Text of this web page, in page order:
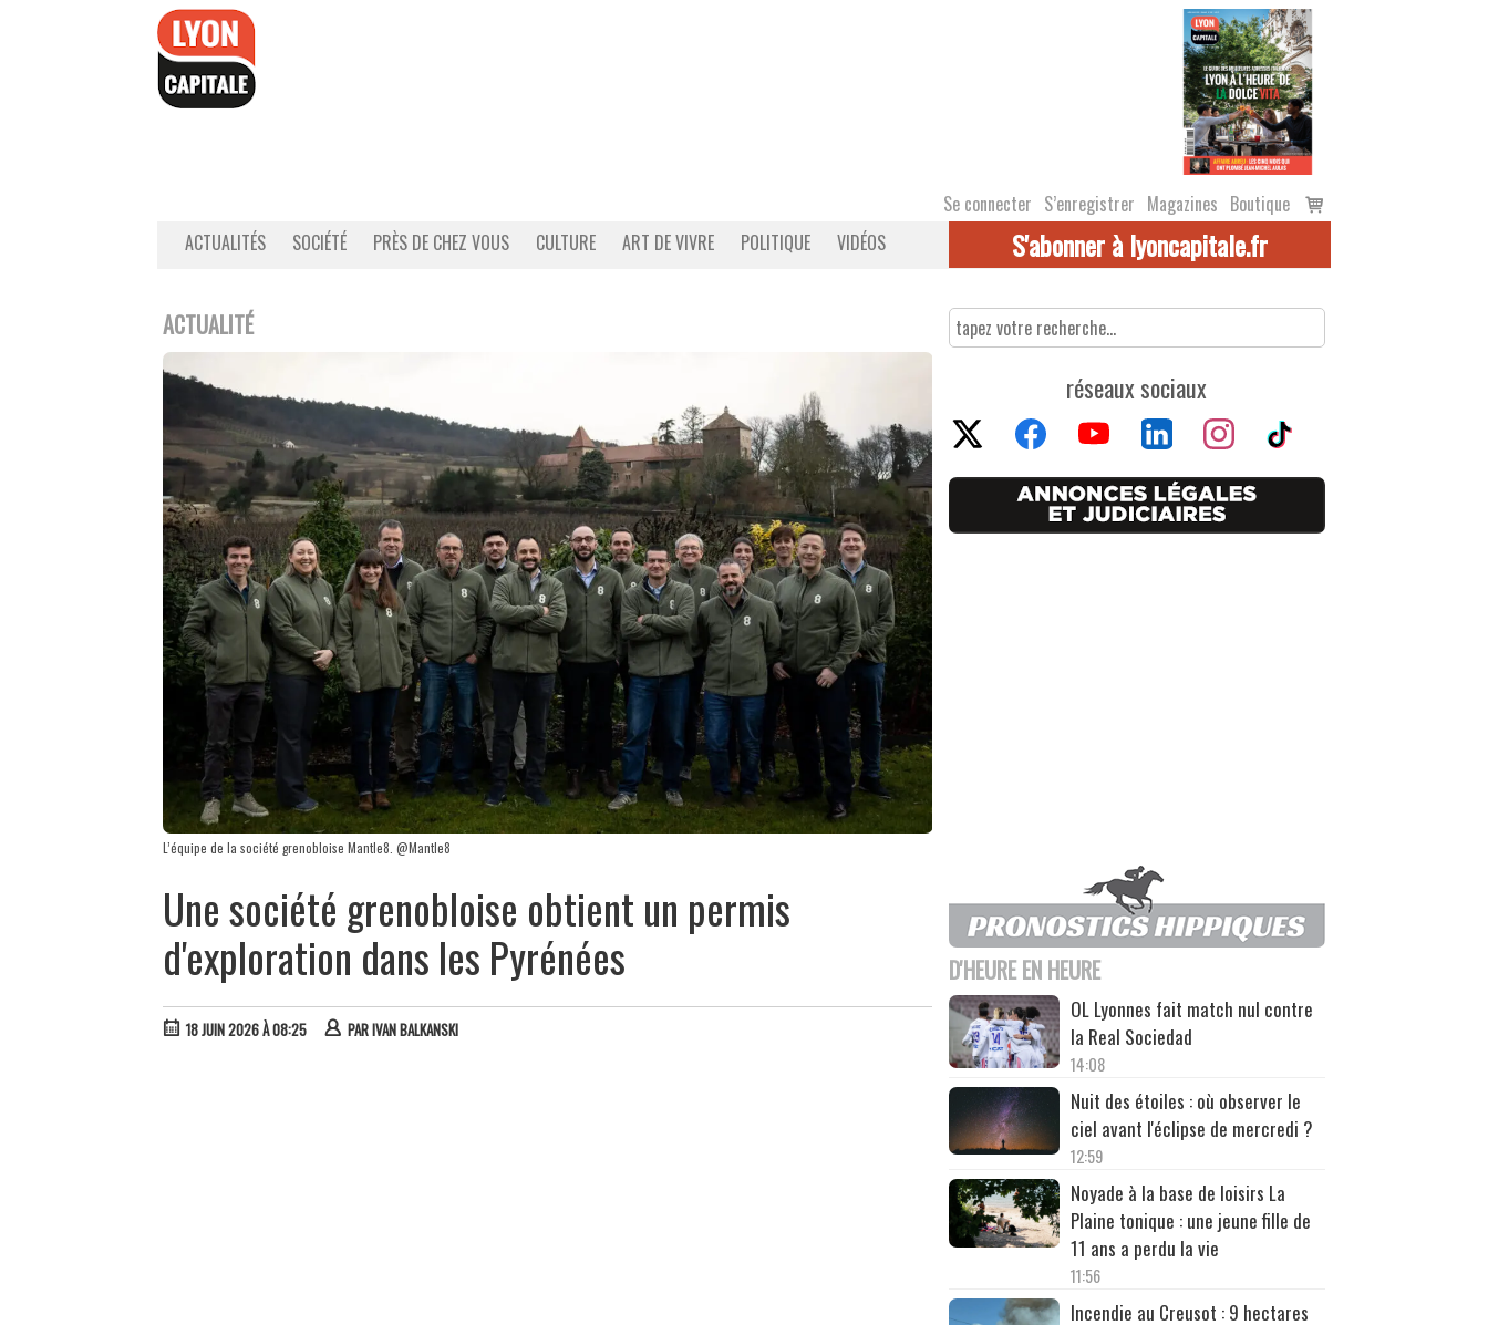
Se connecter S’enregistrer Magazines Boutique
Voir
le
ACTUALITÉS SOCIÉTÉ PRÈS DE CHEZ VOUS CULTURE ART DE VIVRE POLITIQUE VIDÉOS S'abonner à lyoncapitale.fr
ACTUALITÉ
L’équipe de la société grenobloise Mantle8. @Mantle8
Une société grenobloise obtient un permis
d'exploration dans les Pyrénées
18 JUIN 2026 À 08:25 PARIVAN BALKANSKI
réseaux sociaux
D'HEURE EN HEURE
OL Lyonnes fait match nul contre
la Real Sociedad
14:08
Nuit des étoiles : où observer le
ciel avant l'éclipse de mercredi ?
12:59
Noyade à la base de loisirs La
Plaine tonique : une jeune fille de
11 ans a perdu la vie
11:56
Incendie au Creusot : 9 hectares